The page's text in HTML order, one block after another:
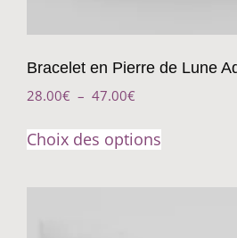
Bracelet en Pierre de Lune
28.00€ – 47.00€
Choix des options